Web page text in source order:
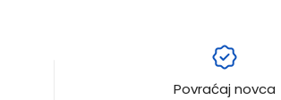
Povraćaj novca